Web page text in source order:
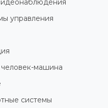
управления
машина
системы